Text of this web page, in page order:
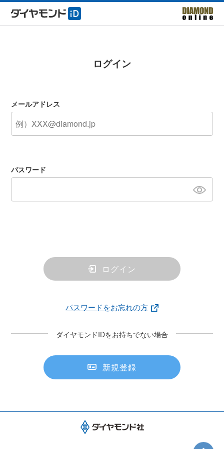
ログイン
メールアドレス
パスワード
ログイン
パスワードをお忘れの方
ダイヤモンドIDをお持ちでない場合
新規登録